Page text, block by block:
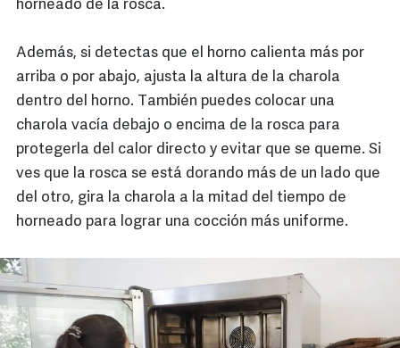
horneado de la rosca.
Además, si detectas que el horno calienta más por
arriba o por abajo, ajusta la altura de la charola
dentro del horno. También puedes colocar una
charola vacía debajo o encima de la rosca para
protegerla del calor directo y evitar que se queme. Si
ves que la rosca se está dorando más de un lado que
del otro, gira la charola a la mitad del tiempo de
horneado para lograr una cocción más uniforme.